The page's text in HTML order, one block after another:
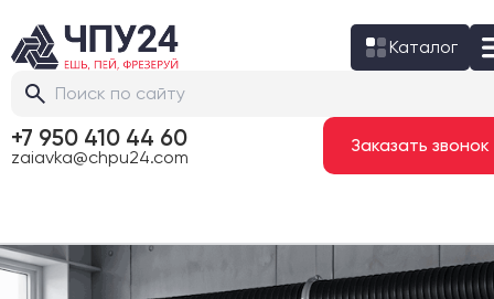
Каталог
+7 950 410 44 60
zaiavka@chpu24.com
Заказать звонок